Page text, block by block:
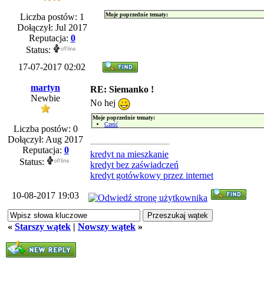
Liczba postów: 1
Dołączył: Jul 2017
Reputacja: 0
Status:
Moje poprzednie tematy:
17-07-2017 02:02
martyn
Newbie
Liczba postów: 0
Dołączył: Aug 2017
Reputacja: 0
Status:
RE: Siemanko !
No hej
Moje poprzednie tematy:
Cześć
kredyt na mieszkanie
kredyt bez zaświadczeń
kredyt gotówkowy przez internet
10-08-2017 19:03
« Starszy wątek | Nowszy wątek »